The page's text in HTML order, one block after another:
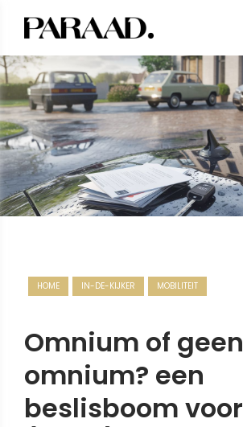
HOME IN-DE-KIJKER MOBILITEIT
Omnium of geen
omnium? een
beslisboom voor